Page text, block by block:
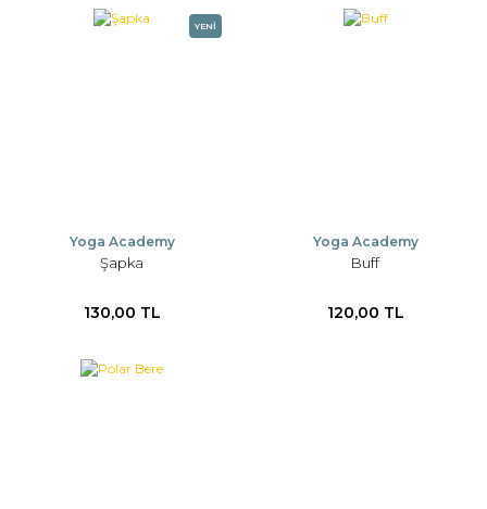
YENİ
Yoga Academy
Şapka
130,00 TL
Yoga Academy
Buff
120,00 TL